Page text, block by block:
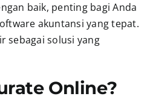
baik, penting bagi Anda
akuntansi yang tepat.
sebagai solusi yang
Online?